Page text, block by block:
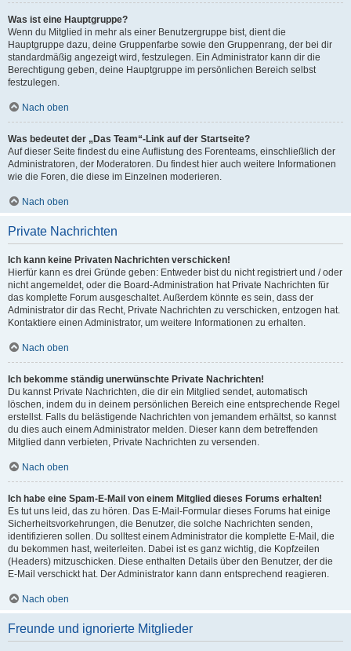
Was ist eine Hauptgruppe?
Wenn du Mitglied in mehr als einer Benutzergruppe bist, dient die
Hauptgruppe dazu, deine Gruppenfarbe sowie den Gruppenrang, der bei dir
standardmäßig angezeigt wird, festzulegen. Ein Administrator kann dir die
Berechtigung geben, deine Hauptgruppe im persönlichen Bereich selbst
festzulegen.
Nach oben
Was bedeutet der „Das Team“-Link auf der Startseite?
Auf dieser Seite findest du eine Auflistung des Forenteams, einschließlich der
Administratoren, der Moderatoren. Du findest hier auch weitere Informationen
wie die Foren, die diese im Einzelnen moderieren.
Nach oben
Private Nachrichten
Ich kann keine Privaten Nachrichten verschicken!
Hierfür kann es drei Gründe geben: Entweder bist du nicht registriert und / oder
nicht angemeldet, oder die Board-Administration hat Private Nachrichten für
das komplette Forum ausgeschaltet. Außerdem könnte es sein, dass der
Administrator dir das Recht, Private Nachrichten zu verschicken, entzogen hat.
Kontaktiere einen Administrator, um weitere Informationen zu erhalten.
Nach oben
Ich bekomme ständig unerwünschte Private Nachrichten!
Du kannst Private Nachrichten, die dir ein Mitglied sendet, automatisch
löschen, indem du in deinem persönlichen Bereich eine entsprechende Regel
erstellst. Falls du belästigende Nachrichten von jemandem erhältst, so kannst
du dies auch einem Administrator melden. Dieser kann dem betreffenden
Mitglied dann verbieten, Private Nachrichten zu versenden.
Nach oben
Ich habe eine Spam-E-Mail von einem Mitglied dieses Forums erhalten!
Es tut uns leid, das zu hören. Das E-Mail-Formular dieses Forums hat einige
Sicherheitsvorkehrungen, die Benutzer, die solche Nachrichten senden,
identifizieren sollen. Du solltest einem Administrator die komplette E-Mail, die
du bekommen hast, weiterleiten. Dabei ist es ganz wichtig, die Kopfzeilen
(Headers) mitzuschicken. Diese enthalten Details über den Benutzer, der die
E-Mail verschickt hat. Der Administrator kann dann entsprechend reagieren.
Nach oben
Freunde und ignorierte Mitglieder